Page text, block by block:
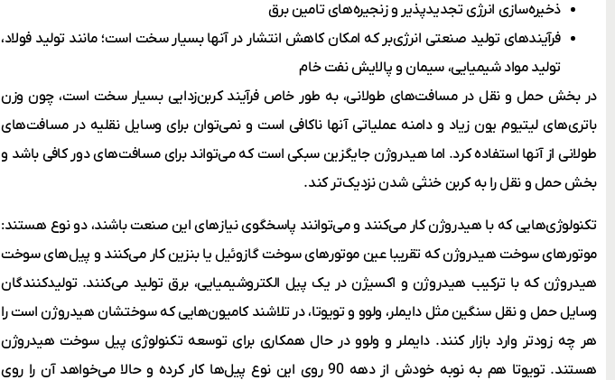
ذخیره‌سازی انرژی تجدیدپذیر و زنجیره‌های تامین برق
فرآیندهای تولید صنعتی انرژی‌بر که امکان کاهش انتشار در آنها بسیار سخت است؛ مانند تولید فولاد،
تولید مواد شیمیایی، سیمان و پالایش نفت خام
در بخش حمل و نقل در مسافت‌های طولانی، به طور خاص فرآیند کربن‌زدایی بسیار سخت است، چون وزن
باتری‌های لیتیوم یون زیاد و دامنه عملیاتی آنها ناکافی است و نمی‌توان برای وسایل نقلیه در مسافت‌های
طولانی از آنها استفاده کرد. اما هیدروژن جایگزین سبکی است که می‌تواند برای مسافت‌های دور کافی باشد و
بخش حمل و نقل را به کربن خنثی شدن نزدیک‌تر کند.
تکنولوژی‌هایی که با هیدروژن کار می‌کنند و می‌توانند پاسخگوی نیازهای این صنعت باشند، دو نوع هستند:
موتورهای سوخت هیدروژن که تقریبا عین موتورهای سوخت گازوئیل یا بنزین کار می‌کنند و پیل‌های سوخت
هیدروژن که با ترکیب هیدروژن و اکسیژن در یک پیل الکتروشیمیایی، برق تولید می‌کنند. تولیدکنندگان
وسایل حمل و نقل سنگین مثل دایملر، ولوو و تویوتا، در تلاشند کامیون‌هایی که سوختشان هیدروژن است را
هر چه زودتر وارد بازار کنند. دایملر و ولوو در حال همکاری برای توسعه تکنولوژی پیل سوخت هیدروژن
هستند. تویوتا هم به نوبه خودش از دهه 90 روی این نوع پیل‌ها کار کرده و حالا می‌خواهد آن را روی